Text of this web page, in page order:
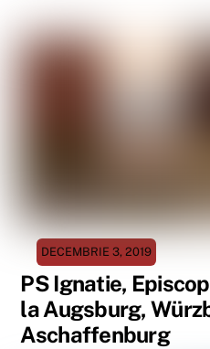
DECEMBRIE 3, 2019
PS Ignatie,
la Augsburg,
Aschaffenburg